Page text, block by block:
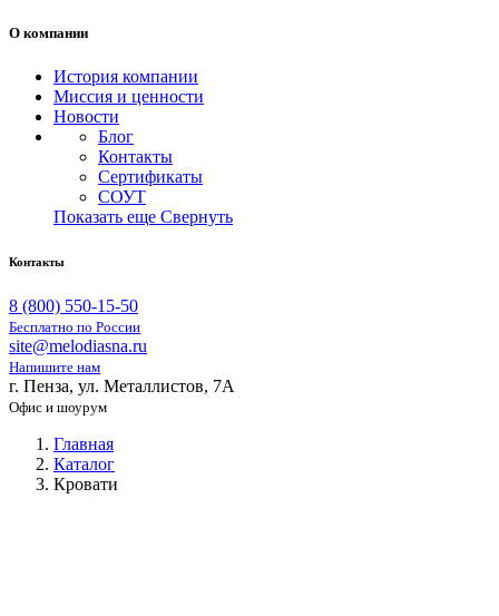
О компании
История компании
Миссия и ценности
Новости
Блог
Контакты
Сертификаты
СОУТ
Показать еще Свернуть
Контакты
8 (800) 550-15-50
Бесплатно по России
site@melodiasna.ru
Напишите нам
г. Пенза, ул. Металлистов, 7А
Офис и шоурум
Главная
Каталог
Кровати